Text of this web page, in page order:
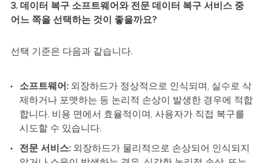
3. 데이터 복구 소프트웨어와 전문 데이터 복구 서비스 중
어느 쪽을 선택하는 것이 좋을까요?
선택 기준은 다음과 같습니다.
소프트웨어: 외장하드가 정상적으로 인식되며, 실수로 삭
제하거나 포맷하는 등 논리적 손상이 발생한 경우에 적합
합니다. 비용 면에서 효율적이며, 사용자가 직접 복구를
시도할 수 있습니다.
전문 서비스: 외장하드가 물리적으로 손상되어 인식되지